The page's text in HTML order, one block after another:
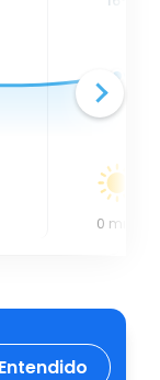
0 mm
Entendido